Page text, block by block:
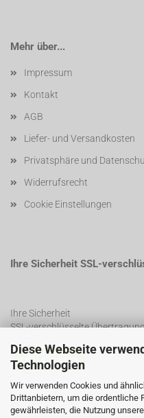
Diese Webseite
Technologien
Wir verwenden Cookies und
Drittanbietern, um die ordentliche
gewährleisten, die Nutzung
Mehr über...
Impressum
Kontakt
AGB
Liefer- und Versandkosten
Privatsphäre und
Widerrufsrecht
Cookie Einstellungen
Ihre Sicherheit SSL-
Ihre Sicherheit
SSL-verschlüsselte
SSL Certificate